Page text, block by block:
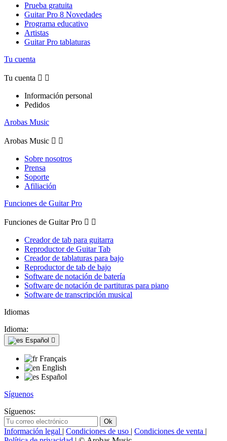
Prueba gratuita
Guitar Pro 8 Novedades
Programa educativo
Artistas
Guitar Pro tablaturas
Tu cuenta
Tu cuenta  
Información personal
Pedidos
Arobas Music
Arobas Music  
Sobre nosotros
Prensa
Soporte
Afiliación
Funciones de Guitar Pro
Funciones de Guitar Pro  
Creador de tab para guitarra
Reproductor de Guitar Tab
Creador de tablaturas para bajo
Reproductor de tab de bajo
Software de notación de batería
Software de notación de partituras para piano
Software de transcripción musical
Idiomas
Idioma:
Español 
Français
English
Español
Síguenos
Síguenos:
Información legal | Condiciones de uso | Condiciones de venta |